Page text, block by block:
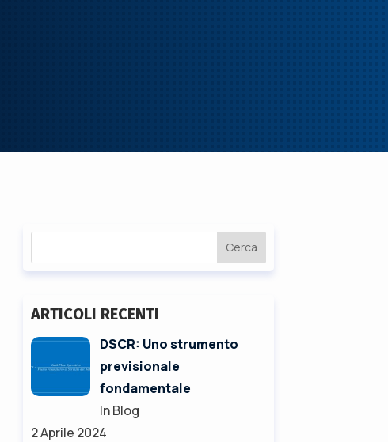
Cerca
ARTICOLI RECENTI
DSCR: Uno strumento
previsionale
fondamentale
In Blog
2 Aprile 2024